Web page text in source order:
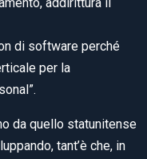
di software perché
per la
da quello statunitense
tant’è che, in